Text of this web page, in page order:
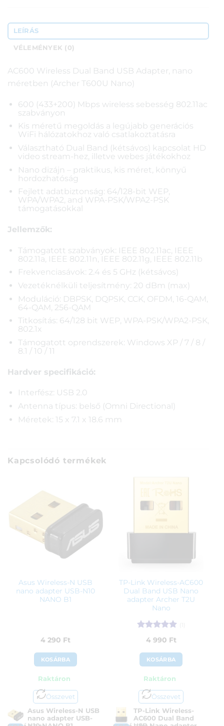
LEÍRÁS
VÉLEMÉNYEK (0)
AC600 Wireless Dual Band USB Adapter, nano
méretben (Archer T600U Nano)
600 (433+200) Mbps wireless sebesség 802.11ac
szabványon
Kis méretű megoldás a legújabb generációs
WiFi hálózatokhoz való csatlakoztatásra
Választható Dual Band (kétsávos) kapcsolat HD
video stream-hez, illetve webes játékokhoz
Nano dizájn – praktikus, kis méret, könnyű
hordozhatóság
Fejlett adatbiztonság: 64/128-bit WEP,
WPA/WPA2, and WPA-PSK/WPA2-PSK
támogatásokkal
Jellemzők:
Támogatott szabványok: IEEE 802.11ac, IEEE
802.11a, IEEE 802.11n, IEEE 802.11g, IEEE 802.11b
Frekvenciasávok: 2.4 és 5 GHz (kétsávos)
Vezetéknélküli teljesítmény: 20 dBm (max)
Moduláció: DBPSK, DQPSK, CCK, OFDM, 16-QAM,
64-QAM, 256-QAM
Titkosítás: 64/128 bit WEP, WPA-PSK/WPA2-PSK,
802.1x
Támogatott oprendszerek: Windows XP / 7 / 8 /
8.1 / 10 / 11
Hardver specifikáció:
Interfész: USB 2.0
Antenna típus: belső (Omni Directional)
Méretek: 15 x 7.1 x 18.6 mm
Kapcsolódó termékek
Asus Wireless-N USB
nano adapter USB-N10
NANO B1
4 290 Ft
KOSÁRBA
Raktáron
Összevet
Asus Wireless-N USB
nano adapter USB-
TP-Link Wireless-AC600
Dual Band USB Nano
adapter Archer T2U
Nano
Értékelés:5
/ 54 990 Ft
KOSÁRBA
Raktáron
Összevet
TP-Link Wireless-
AC600 Dual Band